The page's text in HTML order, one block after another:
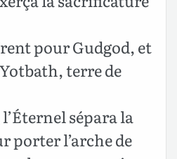
pour Gudgod, et
terre de
sépara la
porter l’arche de